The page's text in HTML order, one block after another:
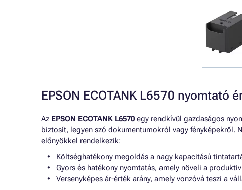
EPSON ECOTANK L6570 nyomtató
Az EPSON ECOTANK L6570 egy rendkívül gazdaságos
biztosít, legyen szó dokumentumokról vagy fényképekről.
előnyökkel rendelkezik:
Költséghatékony megoldás a nagy kapacitású
Gyors és hatékony nyomtatás, amely növeli a
Versenyképes ár-érték arány, amely vonzóvá teszi a